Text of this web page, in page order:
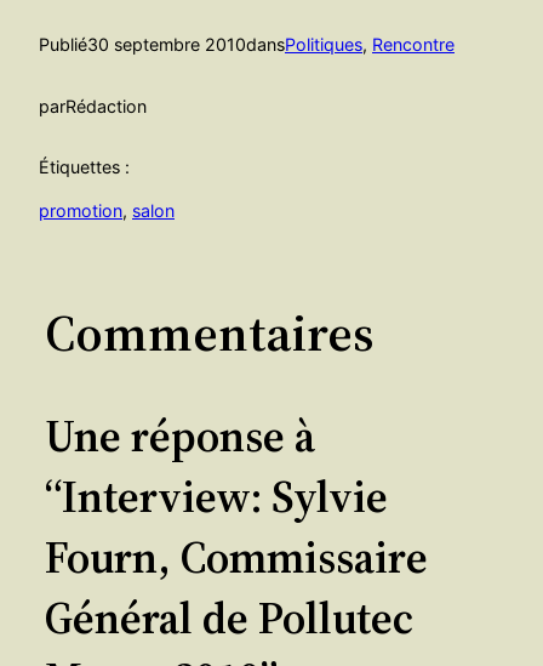
Publié30 septembre 2010dansPolitiques, Rencontre
parRédaction
Étiquettes :
promotion, salon
Commentaires
Une réponse à
“Interview: Sylvie
Fourn, Commissaire
Général de Pollutec